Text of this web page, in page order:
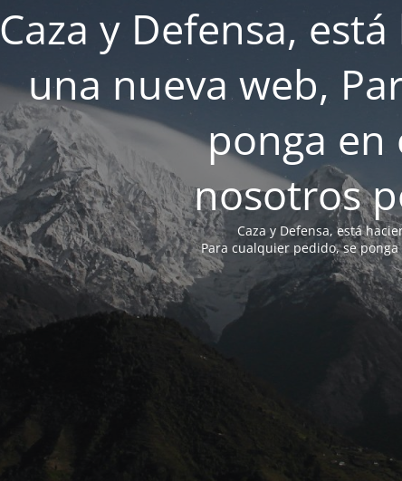
Caza y Defensa,
una nueva web,
ponga en
nosotros
Caza y Defensa, está
Para cualquier pedido, se